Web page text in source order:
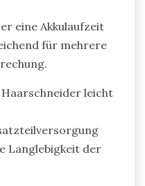
eine Akkulaufzeit
für mehrere
leicht
Langlebigkeit der